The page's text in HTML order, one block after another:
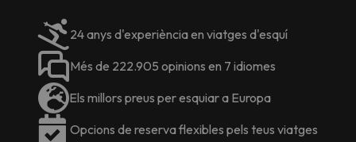
24 anys d'experiència en viatges d'esquí
Més de 222.905 opinions en 7 idiomes
Els millors preus per esquiar a Europa
Opcions de reserva flexibles pels teus viatges